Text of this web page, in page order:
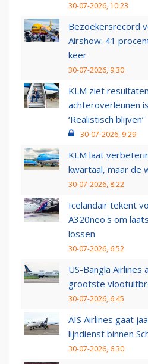
30-07-2026, 10:23
Bezoekersrecord
Airshow: 41
keer
30-07-2026, 9:30
KLM ziet
achteroverleunen
‘Realistisch blijven’
30-07-2026, 9:29
KLM laat
kwartaal, maar de
30-07-2026, 8:22
Icelandair tekent
A320neo's om
lossen
30-07-2026, 6:52
US-Bangla Airlines
grootste
30-07-2026, 6:45
AIS Airlines gaat
lijndienst binnen
30-07-2026, 6:30